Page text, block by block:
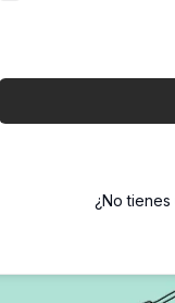
¿No tienes